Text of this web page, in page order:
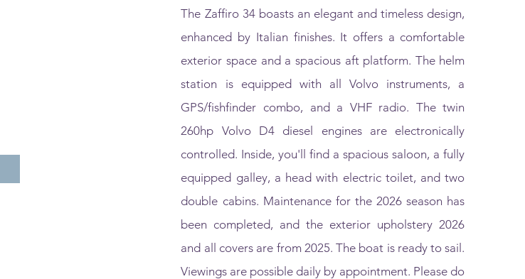
The Zaffiro 34 boasts an elegant and timeless design,
enhanced by Italian finishes. It offers a comfortable
exterior space and a spacious aft platform. The helm
station is equipped with all Volvo instruments, a
GPS/fishfinder combo, and a VHF radio. The twin
260hp Volvo D4 diesel engines are electronically
controlled. Inside, you'll find a spacious saloon, a fully
equipped galley, a head with electric toilet, and two
double cabins. Maintenance for the 2026 season has
been completed, and the exterior upholstery 2026
and all covers are from 2025. The boat is ready to sail.
Viewings are possible daily by appointment. Please do